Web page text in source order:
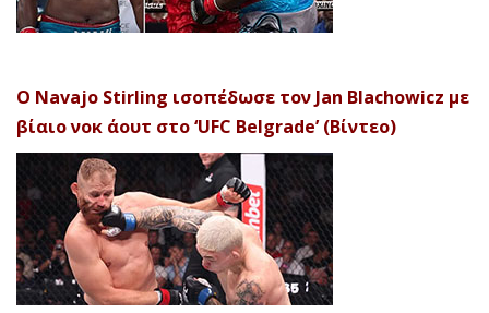
Ο Navajo Stirling ισοπέδωσε τον Jan Blachowicz με
βίαιο νοκ άουτ στο ‘UFC Belgrade’ (Βίντεο)